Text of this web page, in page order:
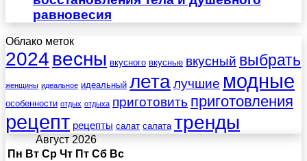
равновесия
Облако меток
2024 весны вкусного вкусные вкусный выбрать
женщины идеальное идеальный леталучшие модные
особенности отдых отдыха приготовить приготовления
рецепт рецепты салат салата тренды
Август 2026
Пн Вт Ср Чт Пт Сб Вс